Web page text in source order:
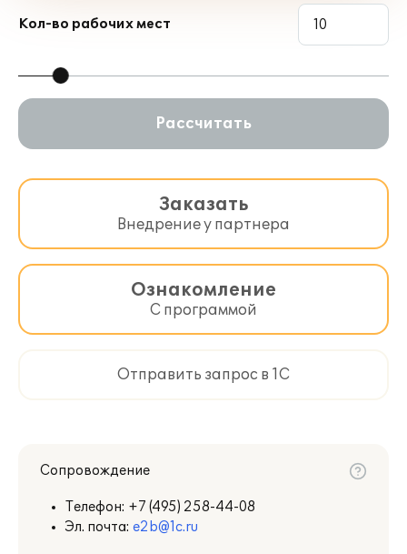
Кол-во рабочих мест
Рассчитать
Заказать
Внедрение у партнера
Ознакомление
С программой
Отправить запрос в 1С
Сопровождение
Телефон: +7 (495) 258-44-08
Эл. почта: e2b@1c.ru